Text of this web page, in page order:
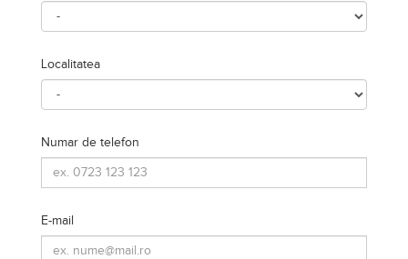
Localitatea
Numar de telefon
E-mail